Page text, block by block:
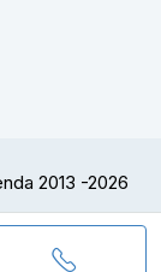
2013 -2026